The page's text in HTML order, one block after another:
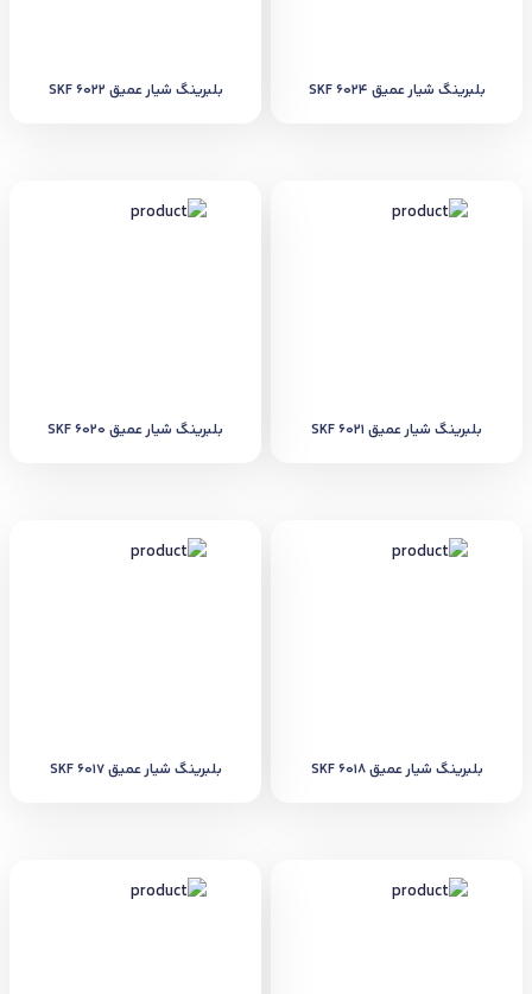
بلبرینگ شیار عمیق SKF 6024 بلبرینگ شیار عمیق SKF 6022
بلبرینگ شیار عمیق SKF 6021 بلبرینگ شیار عمیق SKF 6020
بلبرینگ شیار عمیق SKF 6018 بلبرینگ شیار عمیق SKF 6017